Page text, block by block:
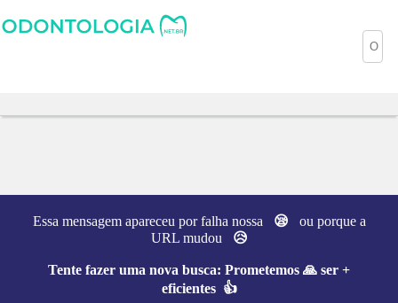
Essa mensagem apareceu por falha nossa 😪
ou porque a
URL mudou 😥
Tente fazer uma nova busca: Prometemos 🙏 ser +
eficientes 👍